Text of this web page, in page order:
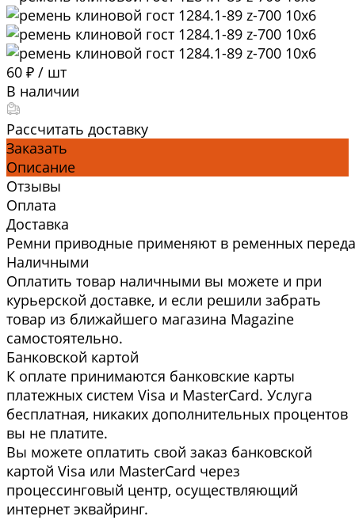
60 ₽ / шт
В наличии
Рассчитать доставку
Заказать
Описание
Отзывы
Оплата
Доставка
Ремни приводные применяют в ременных
Наличными
Оплатить товар наличными вы можете и при
курьерской доставке, и если решили забрать
товар из ближайшего магазина Magazine
самоcтоятельно.
Банковской картой
К оплате принимаются банковские карты
платежных систем Visa и MasterCard. Услуга
бесплатная, никаких дополнительных процентов
вы не платите.
Вы можете оплатить свой заказ банковской
картой Visa или MasterCard через
процессинговый центр, осуществляющий
интернет эквайринг.